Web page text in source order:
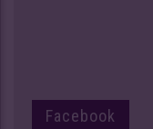
Facebook